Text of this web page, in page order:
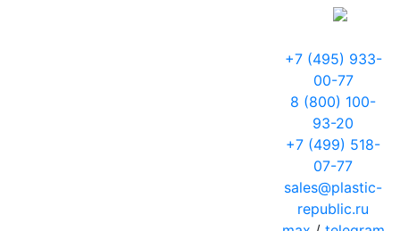
+7 (495) 933-
00-77
8 (800) 100-
93-20
+7 (499) 518-
07-77
sales@plastic-
republic.ru